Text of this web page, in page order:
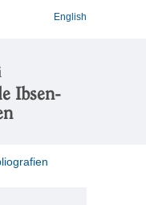
English
Ibsen-